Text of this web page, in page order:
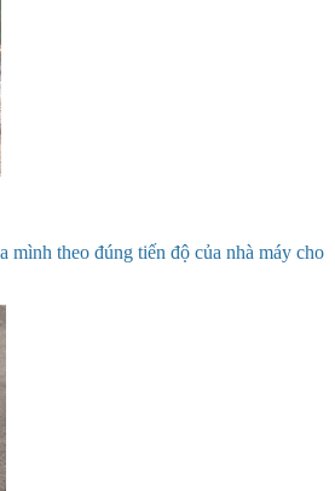
theo đúng tiến độ của nhà máy cho